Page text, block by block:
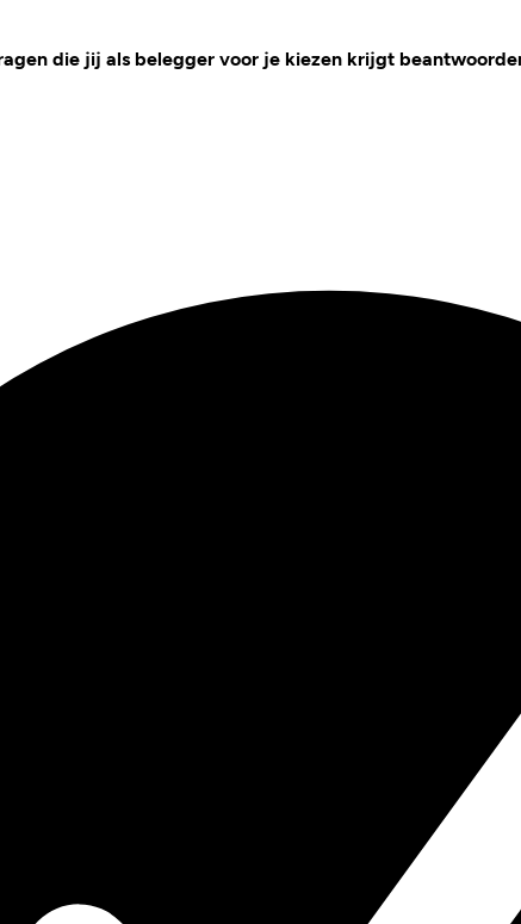
die jij als belegger voor je kiezen krijgt